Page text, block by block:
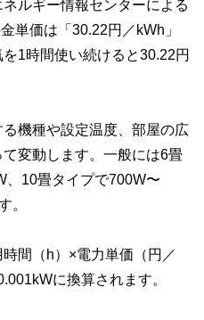
なメンバーと金融や経済に精通した
、読み応えのあるコンテンツと確か
ます。
ます。
ルギー情報センターによる
単価は「30.22円／kWh」
1時間使い続けると30.22円
機種や設定温度、部屋の広
変動します。一般には6畳
、10畳タイプで700W〜
。
間（h）×電力単価（円／
に換算されます。